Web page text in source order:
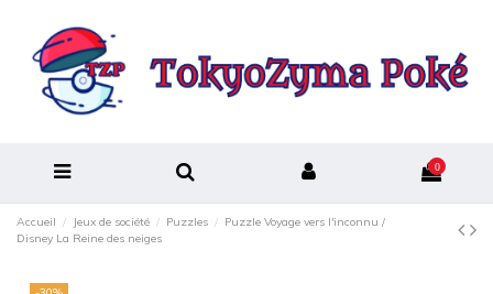
0
Accueil Jeux de société Puzzles
Puzzle Voyage vers l'inconnu /
Disney La Reine des neiges